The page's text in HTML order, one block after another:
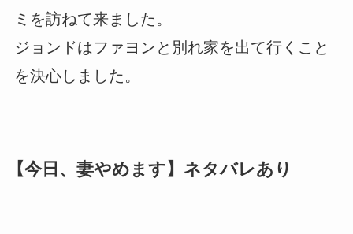
ミを訪ねて来ました。
ジョンドはファヨンと別れ家を出て行くこと
を決心しました。
【今日、妻やめます】ネタバレあり